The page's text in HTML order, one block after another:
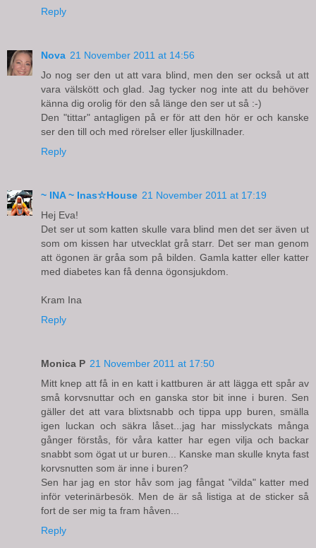
Reply
Nova 21 November 2011 at 14:56
Jo nog ser den ut att vara blind, men den ser också ut att
vara välskött och glad. Jag tycker nog inte att du behöver
känna dig orolig för den så länge den ser ut så :-)
Den "tittar" antagligen på er för att den hör er och kanske
ser den till och med rörelser eller ljuskillnader.
Reply
~ INA ~ Inas☆House 21 November 2011 at 17:19
Hej Eva!
Det ser ut som katten skulle vara blind men det ser även ut
som om kissen har utvecklat grå starr. Det ser man genom
att ögonen är gråa som på bilden. Gamla katter eller katter
med diabetes kan få denna ögonsjukdom.
Kram Ina
Reply
Monica P 21 November 2011 at 17:50
Mitt knep att få in en katt i kattburen är att lägga ett spår av
små korvsnuttar och en ganska stor bit inne i buren. Sen
gäller det att vara blixtsnabb och tippa upp buren, smälla
igen luckan och säkra låset...jag har misslyckats många
gånger förstås, för våra katter har egen vilja och backar
snabbt som ögat ut ur buren... Kanske man skulle knyta fast
korvsnutten som är inne i buren?
Sen har jag en stor håv som jag fångat "vilda" katter med
inför veterinärbesök. Men de är så listiga at de sticker så
fort de ser mig ta fram håven...
Reply